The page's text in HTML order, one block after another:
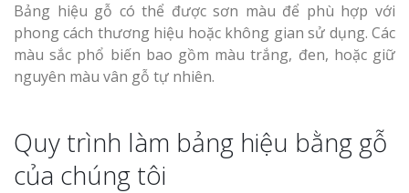
Bảng hiệu gỗ có thể được sơn màu để phù hợp với
phong cách thương hiệu hoặc không gian sử dụng. Các
màu sắc phổ biến bao gồm màu trắng, đen, hoặc giữ
nguyên màu vân gỗ tự nhiên.
Quy trình làm bảng hiệu bằng gỗ
của chúng tôi